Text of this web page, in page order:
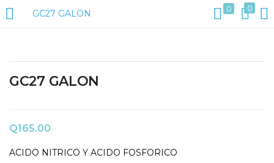
GC27 GALON 0 0
ACCESO REGISTRO
Introduzca su nombre de usuario y contraseña para iniciar
GC27 GALON
Q165.00
ACIDO NITRICO Y ACIDO FOSFORICO